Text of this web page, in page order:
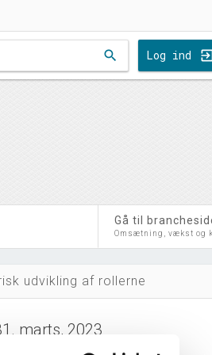
search Log ind
Gå til
Omsætning, vækst og
udvikling af rollerne
marts, 2023